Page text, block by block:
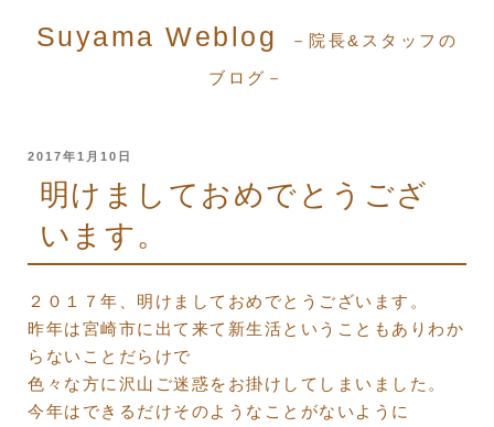
Suyama Weblog －院長&スタッフの
ブログ－
投
日:
2017年1月10日
明けましておめでとうござ
います。
２０１７年、明けましておめでとうございます。
昨年は宮崎市に出て来て新生活ということもありわか
らないことだらけで
色々な方に沢山ご迷惑をお掛けしてしまいました。
今年はできるだけそのようなことがないように